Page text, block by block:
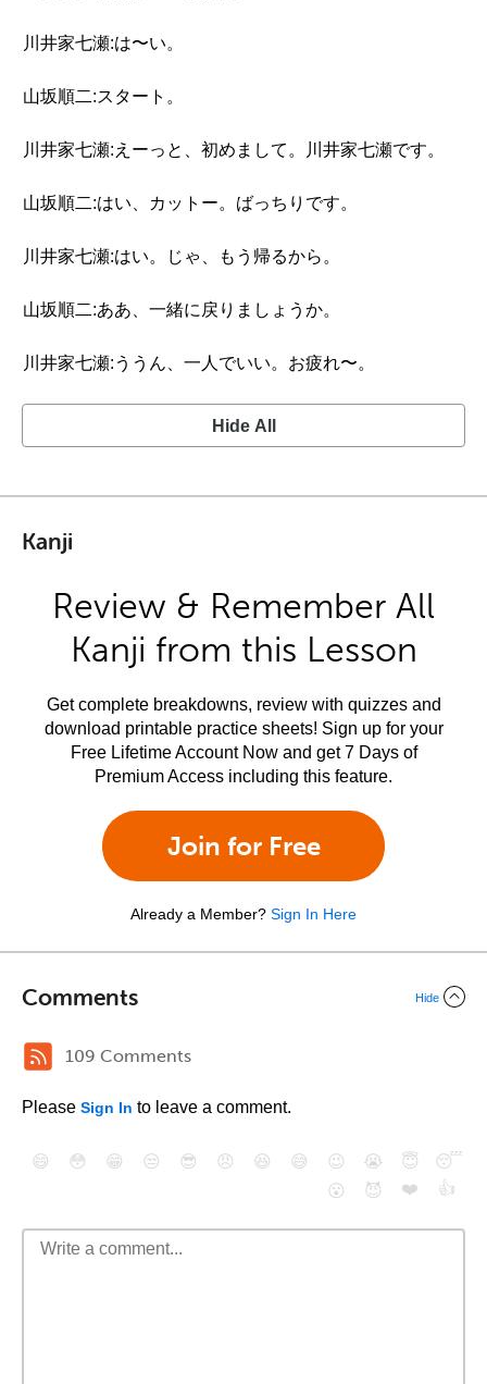
川井家七瀬:は〜い。
山坂順二:スタート。
川井家七瀬:えーっと、初めまして。川井家七瀬です。
山坂順二:はい、カットー。ばっちりです。
川井家七瀬:はい。じゃ、もう帰るから。
山坂順二:ああ、一緒に戻りましょうか。
川井家七瀬:ううん、一人でいい。お疲れ〜。
Hide All
Kanji
Review & Remember All
Kanji from this Lesson
Get complete breakdowns, review with quizzes and
download printable practice sheets! Sign up for your
Free Lifetime Account Now and get 7 Days of
Premium Access including this feature.
Join for Free
Already a Member? Sign In Here
Comments Hide
109 Comments
Please Sign In to leave a comment.
😄 😳 😁 😒 😎 😠 😆 😅 😉 😭 😇
😴
😮
😈 ❤️ 👍